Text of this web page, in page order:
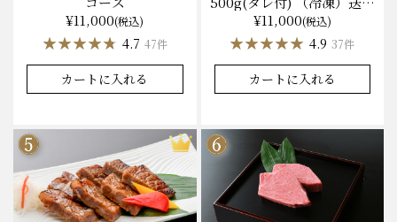
¥11,000(税込)
★★★★★
★★★★★ 4.7 47件
カートに入れる
無料 化粧箱入
¥11,000(税込)
★★★★★
★★★★★ 4.9 37件
カートに入れる